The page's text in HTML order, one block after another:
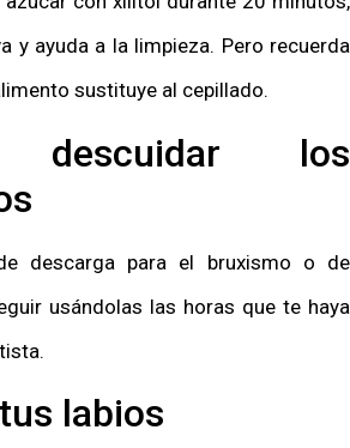
y ayuda a la limpieza. Pero recuerda
sustituye al cepillado.
los
descarga para el bruxismo o de
usándolas las horas que te haya
labios